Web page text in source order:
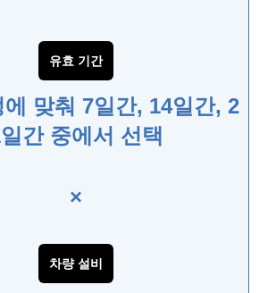
유효 기간
에 맞춰 7일간, 14일간, 2
간 중에서 선택
×
차량 설비